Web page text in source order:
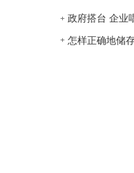
怎样正确地储